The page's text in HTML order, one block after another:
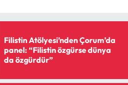
Filistin Atölyesi’nden Çorum’da
panel: “Filistin özgürse dünya
da özgürdür”